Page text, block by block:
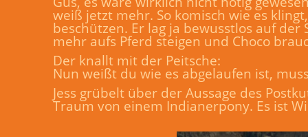
weiß jetzt mehr. So komisch wie es
beschützen. Er lag ja bewusstlos auf
mehr aufs Pferd steigen und Choco
Der knallt mit der Peitsche:
Nun weißt du wie es abgelaufen ist,
Jess grübelt über der Aussage des
Traum von einem Indianerpony. Es ist